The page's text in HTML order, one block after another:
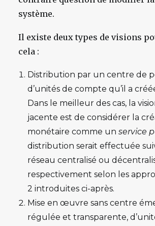
système.
Il existe deux types de visions
cela :
Distribution par un centre de
d’unités de compte qu’il a
Dans le meilleur des cas, la
jacente est de considérer la
monétaire comme un service
distribution serait effectuée
réseau centralisé ou
respectivement selon les
2 introduites ci-après.
Mise en œuvre sans centre
régulée et transparente,